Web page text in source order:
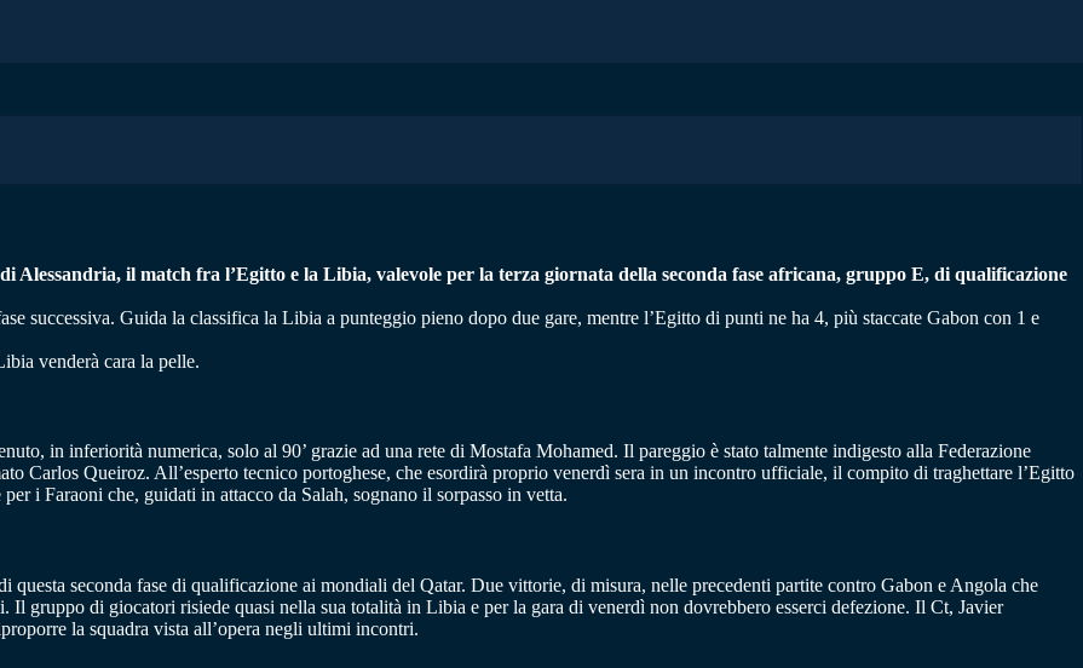
il match fra l’Egitto e la Libia, valevole per la terza giornata della seconda fase africana, gruppo E, di qualificazione
successiva. Guida la classifica la Libia a punteggio pieno dopo due gare, mentre l’Egitto di punti ne ha 4, più staccate Gabon con 1 e
venderà cara la pelle.
in inferiorità numerica, solo al 90’ grazie ad una rete di Mostafa Mohamed. Il pareggio è stato talmente indigesto alla Federazione
Carlos Queiroz. All’esperto tecnico portoghese, che esordirà proprio venerdì sera in un incontro ufficiale, il compito di traghettare l’Egitto
i Faraoni che, guidati in attacco da Salah, sognano il sorpasso in vetta.
questa seconda fase di qualificazione ai mondiali del Qatar. Due vittorie, di misura, nelle precedenti partite contro Gabon e Angola che
Il gruppo di giocatori risiede quasi nella sua totalità in Libia e per la gara di venerdì non dovrebbero esserci defezione. Il Ct, Javier
la squadra vista all’opera negli ultimi incontri.